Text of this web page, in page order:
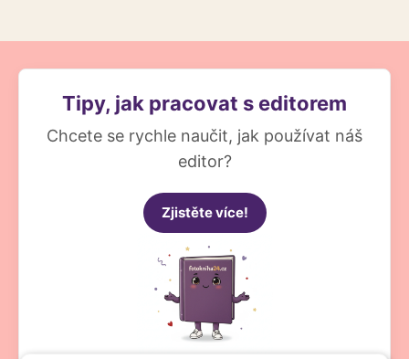
Tipy, jak pracovat s editorem
Chcete se rychle naučit, jak používat náš
editor?
Zjistěte více!